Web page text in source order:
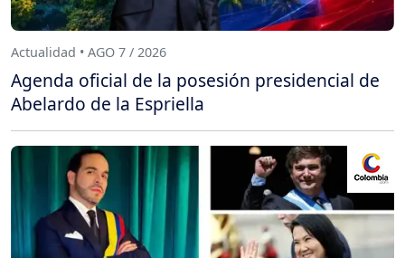
Actualidad • AGO 7 / 2026
Agenda oficial de la posesión presidencial de
Abelardo de la Espriella